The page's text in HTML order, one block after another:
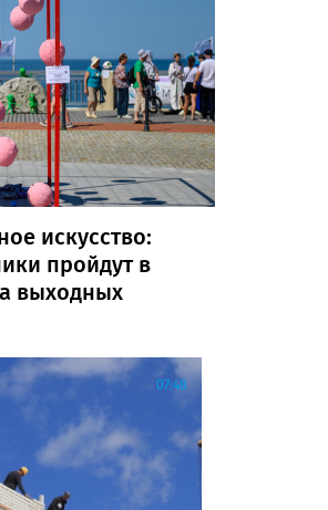
искусство:
пройдут в
выходных
07:48